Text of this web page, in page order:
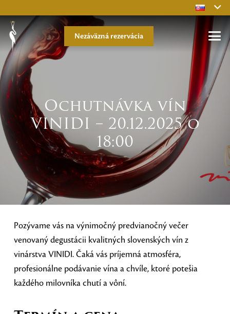
Nezáväzná rezervácia
Ochutnávka vín
VINIDI – 20.12.2025 o
18:00
Pozývame vás na výnimočný predvianočný večer
venovaný degustácii kvalitných slovenských vín z
vinárstva VINIDI. Čaká vás príjemná atmosféra,
profesionálne podávanie vína a chvíle, ktoré potešia
každého milovníka chutí a vôní.